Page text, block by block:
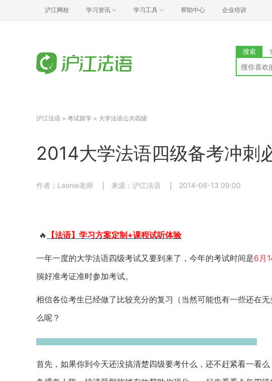
沪江网校 学习资讯 学习工具 帮助中心 企业培训
搜索
沪江法语 > 考试留学 > 大学法语公共四级
2014大学法语四级备考冲刺
作者：Leonie老师 来源：沪江法语 2014-06-13 09:00
🔥 【法语】学习方案定制+课程试听体验
一年一度的大学法语四级考试又要到来了，今年的考试时间是6月
揣好准考证准时参加考试。
相信各位考生已经做了比较充分的复习（当然可能也有一些还在
么呢？
首先，如果你到今天还没搞清楚四级要考什么，还不赶紧看一看